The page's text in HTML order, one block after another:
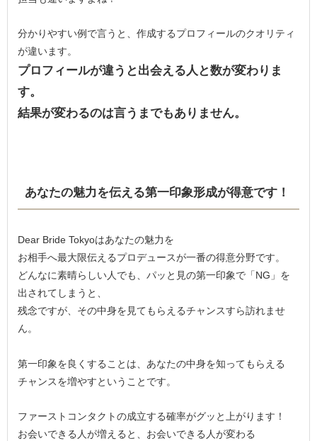
分かりやすい例で言うと、作成するプロフィールのクオリティ
が違います。
プロフィールが違うと出会える人と数が変わりま
す。
結果が変わるのは言うまでもありません。
あなたの魅力を伝える第一印象形成が得意です！
Dear Bride Tokyoはあなたの魅力を
お相手へ最大限伝えるプロデュースが一番の得意分野です。
どんなに素晴らしい人でも、パッと見の第一印象で「NG」を
出されてしまうと、
残念ですが、その中身を見てもらえるチャンスすら訪れませ
ん。
第一印象を良くすることは、あなたの中身を知ってもらえる
チャンスを増やすということです。
ファーストコンタクトの成立する確率がグッと上がります！
お会いできる人が増えると、お会いできる人が変わる